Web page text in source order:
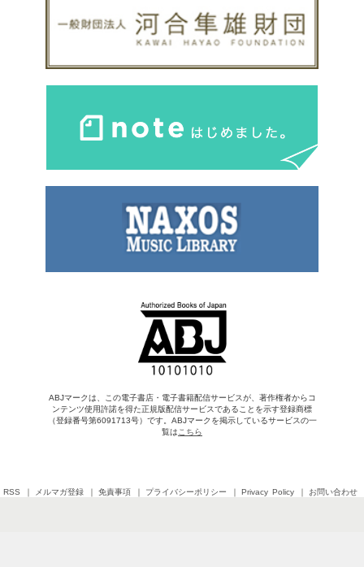
ABJマークは、この電子書店・電子書籍配信サービスが、著作権者からコ
ンテンツ使用許諾を得た正規版配信サービスであることを示す登録商標
（登録番号第6091713号）です。ABJマークを掲示しているサービスの一
覧は こちら
RSS メルマガ登録 免責事項 プライバシーポリシー Privacy Policy お問い合わせ